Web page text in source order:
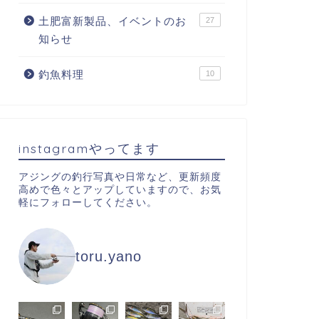
土肥富新製品、イベントのお
知らせ
27
釣魚料理 10
instagramやってます
アジングの釣行写真や日常など、更新頻度
高めで色々とアップしていますので、お気
軽にフォローしてください。
toru.yano